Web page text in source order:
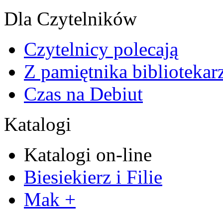
Dla Czytelników
Czytelnicy polecają
Z pamiętnika
Czas na Debiut
Katalogi
Katalogi on-line
Biesiekierz i Filie
Mak +